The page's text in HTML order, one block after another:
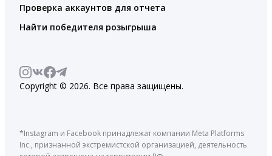
Проверка аккаунтов для отчета
Найти победителя розыгрыша
Copyright © 2026. Все права защищены.
*Instagram и Facebook принадлежат компании Meta Platforms
Inc., признанной экстремистской организацией, деятельность